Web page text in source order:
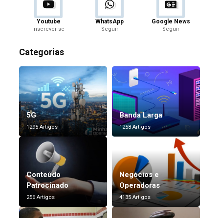
Youtube
Inscrever-se
WhatsApp
Seguir
Google News
Seguir
Categorias
5G
1295 Artigos
Banda Larga
1258 Artigos
Conteúdo
Patrocinado
256 Artigos
Negócios e
Operadoras
4135 Artigos